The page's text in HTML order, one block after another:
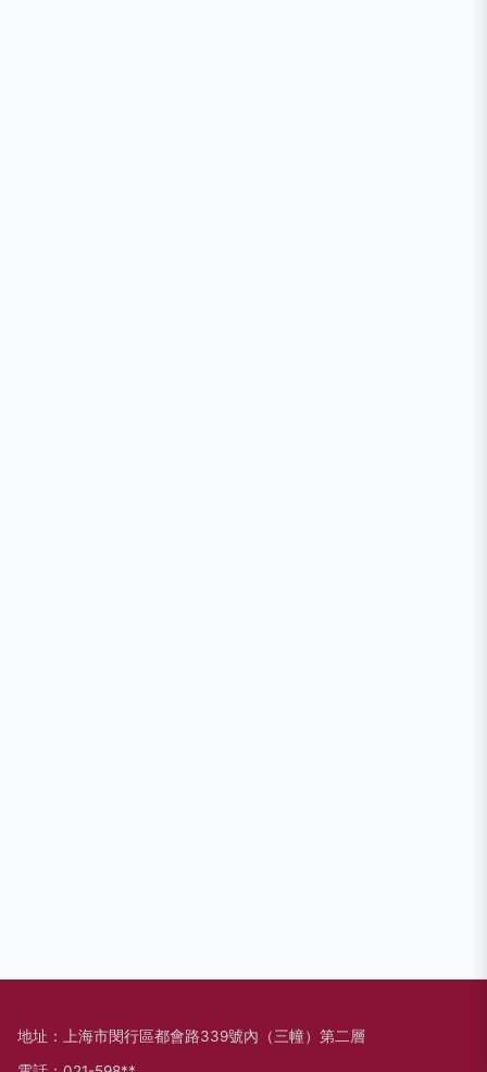
地址：上海市閔行區都會路339號內（三幢）第二層